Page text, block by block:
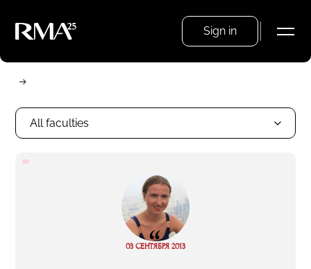
Sign in
All faculties
“
03 СЕНТЯБРЯ 2013